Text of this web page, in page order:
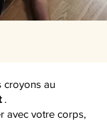
croyons au
.
avec votre corps,